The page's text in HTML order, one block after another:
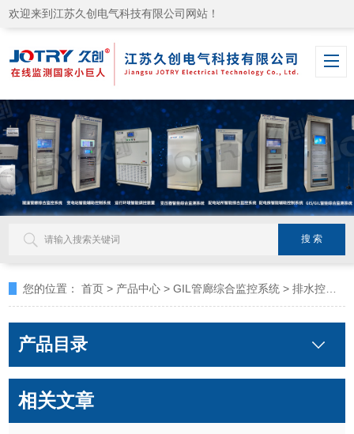
欢迎来到江苏久创电气科技有限公司网站！
您的位置： 首页 > 产品中心 >GIL管廊综合监控系统 >排水控制子系统
产品目录
相关文章